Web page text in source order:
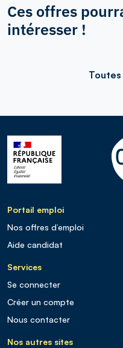
Ces offres
intéresser !
Portail emploi
Nos offres d’emploi
Aide candidat
Services
Se connecter
Créer un compte
Nous contacter
Nos autres sites